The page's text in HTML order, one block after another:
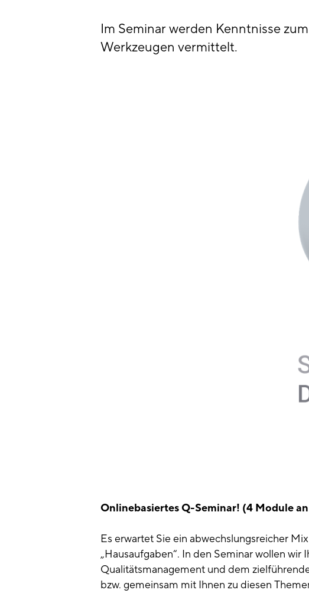
Im Seminar werden Kenntnisse
Werkzeugen vermittelt.
Onlinebasiertes Q-Seminar! (4 Module
Es erwartet Sie ein abwechslungsreicher
„Hausaufgaben“. In den Seminar wollen wir
Qualitätsmanagement und dem
bzw. gemeinsam mit Ihnen zu diesen